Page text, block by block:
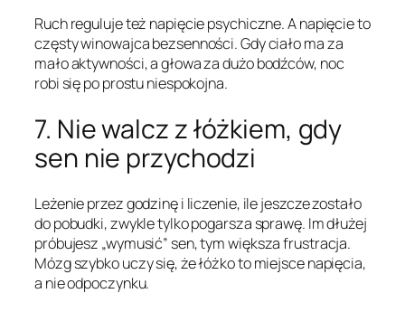
Ruch reguluje też napięcie psychiczne. A napięcie to
częsty winowajca bezsenności. Gdy ciało ma za
mało aktywności, a głowa za dużo bodźców, noc
robi się po prostu niespokojna.
7. Nie walcz z łóżkiem, gdy
sen nie przychodzi
Leżenie przez godzinę i liczenie, ile jeszcze zostało
do pobudki, zwykle tylko pogarsza sprawę. Im dłużej
próbujesz „wymusić” sen, tym większa frustracja.
Mózg szybko uczy się, że łóżko to miejsce napięcia,
a nie odpoczynku.